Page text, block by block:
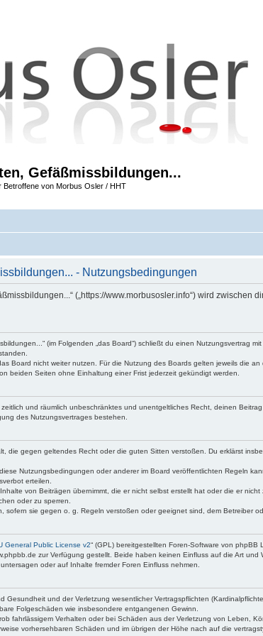
Gefäßmissbildungen...
Betroffene von Morbus Osler / HHT
- Nutzungsbedingungen
(„https://www.morbusosler.info“) wird zwischen
(im Folgenden „das Board“) schließt du einen Nutzungsvertrag
Board nicht weiter nutzen. Für die Nutzung des Boards gelten jeweils die an
beiden Seiten ohne Einhaltung einer Frist jederzeit gekündigt werden.
und räumlich unbeschränktes und unentgeltliches Recht, deinen
des Nutzungsvertrages bestehen.
die gegen geltendes Recht oder die guten Sitten verstoßen. Du erklärst
Nutzungsbedingungen oder anderer im Board veröffentlichten Regeln
erteilen.
von Beiträgen übernimmt, die er nicht selbst erstellt hat oder die er
oder zu sperren.
sie gegen o. g. Regeln verstoßen oder geeignet sind, dem Betreiber
General Public License v2“ (GPL) bereitgestellten Foren-Software von
zur Verfügung gestellt. Beide haben keinen Einfluss auf die Art und
oder auf Inhalte fremder Foren Einfluss nehmen.
und der Verletzung wesentlicher Vertragspflichten
Folgeschäden wie insbesondere entgangenen Gewinn.
fahrlässigem Verhalten oder bei Schäden aus der Verletzung von Leben,
vorhersehbaren Schäden und im übrigen der Höhe nach auf die